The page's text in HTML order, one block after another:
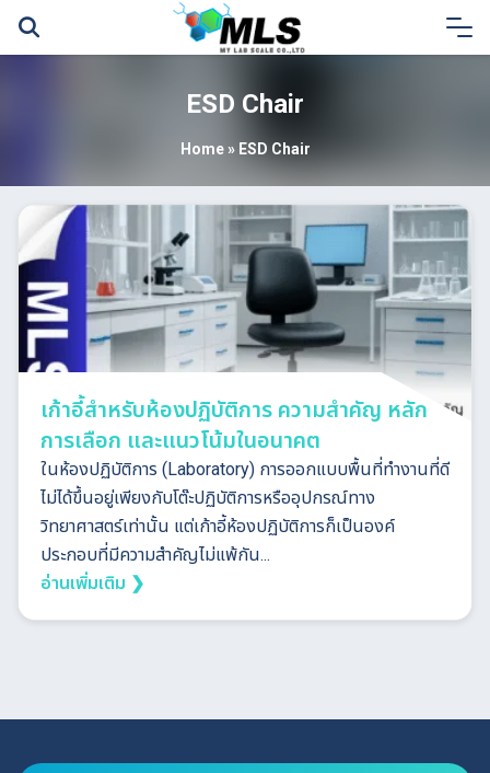
Skip
ESD Chair
Home» ESD Chair
เก้าอี้สำหรับห้องปฏิบัติการ ความสำคัญ หลัก
การเลือก และแนวโน้มในอนาคต
ในห้องปฏิบัติการ (Laboratory) การออกแบบพื้นที่ทำงานที่ดี
ไม่ได้ขึ้นอยู่เพียงกับโต๊ะปฏิบัติการหรืออุปกรณ์ทาง
วิทยาศาสตร์เท่านั้น แต่เก้าอี้ห้องปฏิบัติการก็เป็นองค์
ประกอบที่มีความสำคัญไม่แพ้กัน...
อ่านเพิ่มเติม ❯